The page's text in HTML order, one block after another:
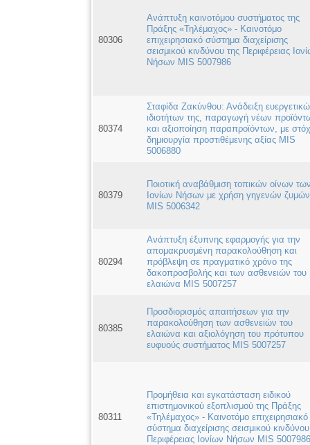
80306
Ανάπτυξη καινοτόμου συστήματος της
Πράξης «Τηλέμαχος» - Καινοτόμο
επιχειρησιακό σύστημα διαχείρισης
σεισμικού κινδύνου της Περιφέρειας
Νήσων MIS 5007986
80374
Σταφίδα Ζακύνθου: Ανάδειξη
ιδιοτήτων της, παραγωγή νέων
και αξιοποίηση παραπροϊόντων, με
δημιουργία προστιθέμενης αξίας MIS
5006880
80379
Ποιοτική αναβάθμιση τοπικών οίνων
Ιονίων Νήσων με χρήση γηγενών ζυμών
MIS 5006342
80294
Ανάπτυξη έξυπνης εφαρμογής για την
απομακρυσμένη παρακολούθηση και
πρόβλεψη σε πραγματικό χρόνο της
δακοπροσβολής και των ασθενειών του
ελαιώνα MIS 5007257
80385
Προσδιορισμός απαιτήσεων για την
παρακολούθηση των ασθενειών του
ελαιώνα και αξιολόγηση του πρότυπου
ευφυούς συστήματος MIS 5007257
80311
Προμήθεια και εγκατάσταση ειδικού
επιστημονικού εξοπλισμού της Πράξης
«Τηλέμαχος» - Καινοτόμο επιχειρησιακό
σύστημα διαχείρισης σεισμικού
Περιφέρειας Ιονίων Νήσων MIS 5007986